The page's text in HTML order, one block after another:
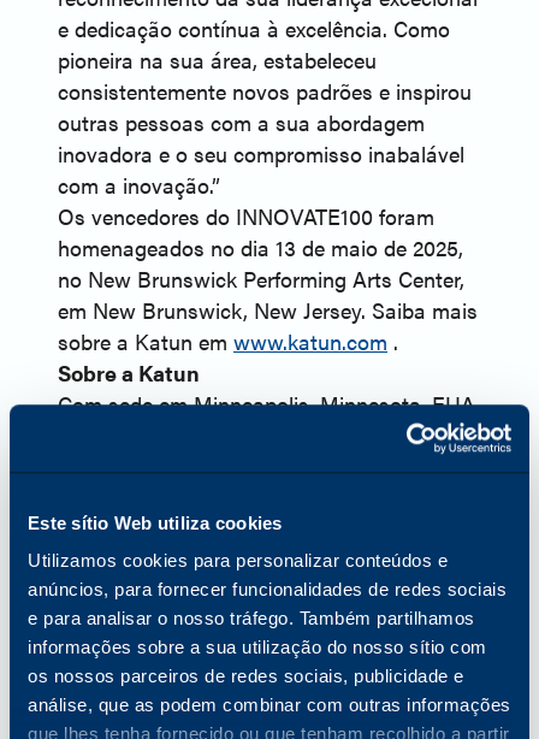
Este sítio Web utiliza cookies
Utilizamos cookies para personalizar conteúdos e
anúncios, para fornecer funcionalidades de redes sociais
e para analisar o nosso tráfego. Também partilhamos
informações sobre a sua utilização do nosso sítio com
os nossos parceiros de redes sociais, publicidade e
análise, que as podem combinar com outras informações
que lhes tenha fornecido ou que tenham recolhido a partir
e dedicação contínua à excelência. Como
pioneira na sua área, estabeleceu
consistentemente novos padrões e inspirou
outras pessoas com a sua abordagem
inovadora e o seu compromisso inabalável
com a inovação.”
Os vencedores do INNOVATE100 foram
homenageados no dia 13 de maio de 2025,
no New Brunswick Performing Arts Center,
em New Brunswick, New Jersey. Saiba mais
sobre a Katun em www.katun.com .
Sobre a Katun
Com sede em Minneapolis, Minnesota, EUA,
a Katun Corporation (Katun) é um dos
principais fornecedores mundiais de
OEM e uma gama abrangente de produtos
e serviços para impressoras, fotocopiadoras
e impressoras multifunções (MFPs). Em
2024, a Katun lançou a Arivia, a sua
primeira linha de MFPs. A Katun tem mais
de 45 anos de experiência no sector da
tecnologia de escritório e serve